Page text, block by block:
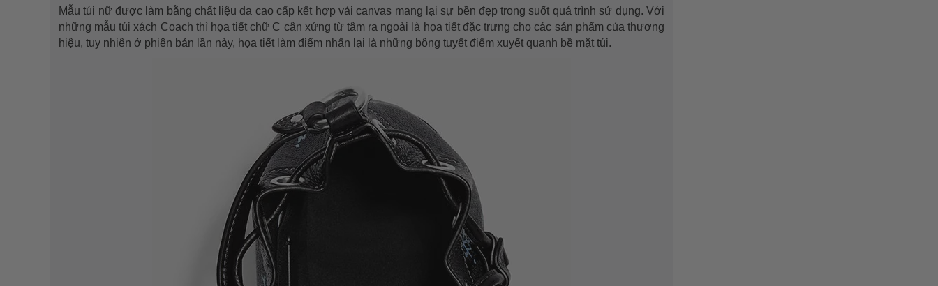
Mẫu túi nữ được làm bằng chất liệu da cao cấp kết hợp vải canvas mang lại sự bền đẹp trong suốt quá trình sử dụng. Với
những mẫu túi xách Coach thì họa tiết chữ C cân xứng từ tâm ra ngoài là họa tiết đặc trưng cho các sản phẩm của thương
hiệu, tuy nhiên ở phiên bản lần này, họa tiết làm điểm nhấn lại là những bông tuyết điểm xuyết quanh bề mặt túi.